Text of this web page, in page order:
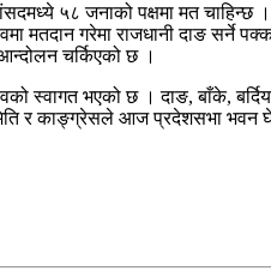
५८ जनाको पक्षमा मत
गरेमा राजधानी दाङ सर्ने
चर्किएको छ ।
स्वागत भएको छ । दाङ, बाँके,
काङ्ग्रेसले आज प्रदेशसभा भवन